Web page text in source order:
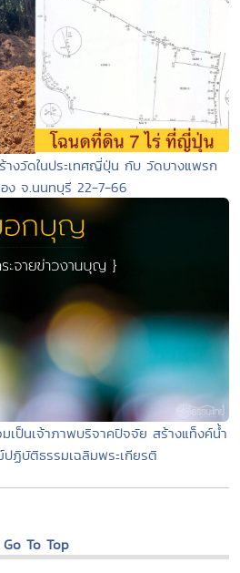
งวัดในประเทศญี่ปุ่น กับ วัดบางแพรก
ง จ.นนทบุรี 22-7-66
ป็นเจ้าภาพบริจาคปัจจัย สร้างแท็งค์น้ำ
ปฏิบัติธรรมเฉลิมพระเกียรติ
Go To Top